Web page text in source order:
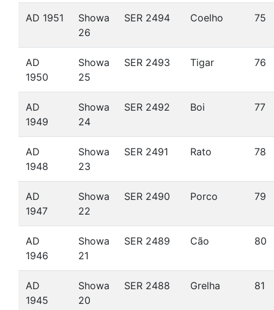
AD 1951
Showa
26
SER 2494 Coelho 75
AD
1950
Showa
25
SER 2493 Tigar 76
AD
1949
Showa
24
SER 2492 Boi 77
AD
1948
Showa
23
SER 2491 Rato 78
AD
1947
Showa
22
SER 2490 Porco 79
AD
1946
Showa
21
SER 2489 Cão 80
AD
1945
Showa
20
SER 2488 Grelha 81